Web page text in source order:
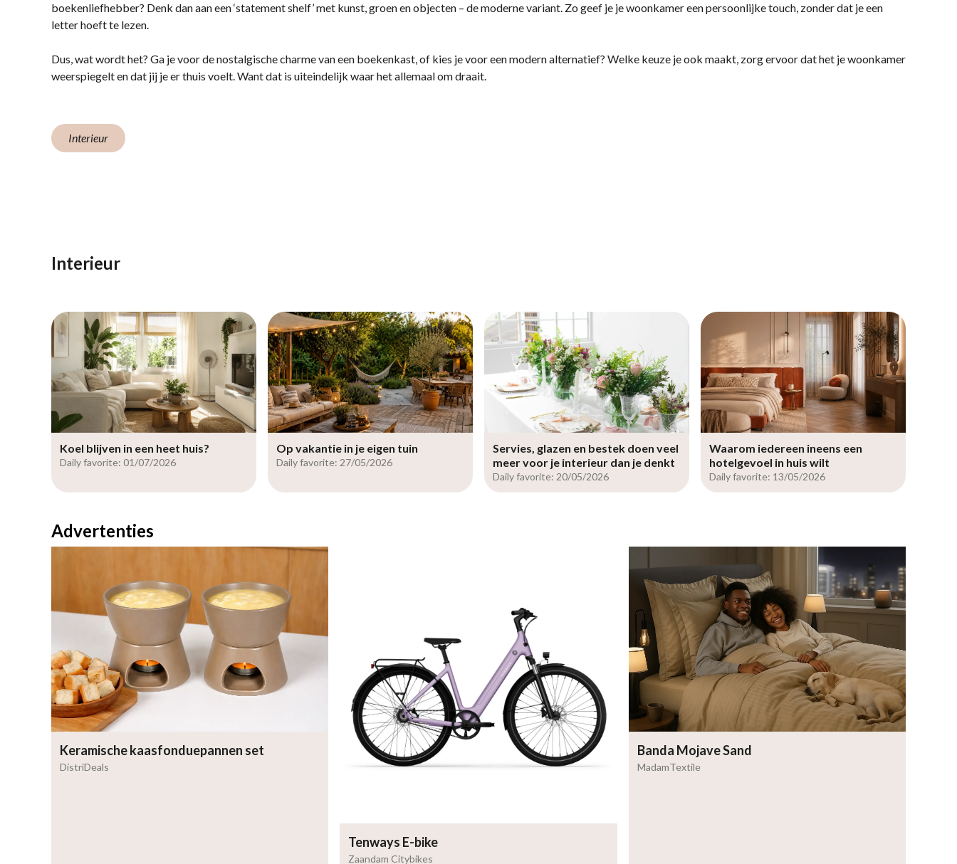
boekenliefhebber? Denk dan aan een ‘statement shelf’ met kunst, groen en objecten – de moderne variant. Zo geef je je woonkamer een persoonlijke touch, zonder dat je een
letter hoeft te lezen.
Dus, wat wordt het? Ga je voor de nostalgische charme van een boekenkast, of kies je voor een modern alternatief? Welke keuze je ook maakt, zorg ervoor dat het je woonkamer
weerspiegelt en dat jij je er thuis voelt. Want dat is uiteindelijk waar het allemaal om draait.
Interieur
Interieur
Koel blijven in een heet huis?
Daily favorite: 01/07/2026
Op vakantie in je eigen tuin
Daily favorite: 27/05/2026
Servies, glazen en bestek doen veel
meer voor je interieur dan je denkt
Daily favorite: 20/05/2026
Waarom iedereen ineens een
hotelgevoel in huis wilt
Daily favorite: 13/05/2026
Advertenties
Keramische kaasfonduepannen set
DistriDeals
Tenways E-bike
Zaandam Citybikes
Banda Mojave Sand
MadamTextile